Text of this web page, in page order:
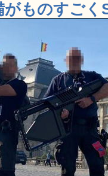
ものすごく